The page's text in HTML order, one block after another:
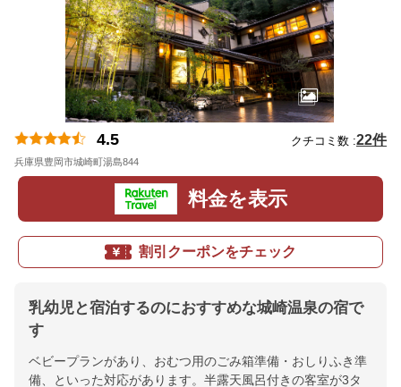
4.5 クチコミ数 :22件
兵庫県豊岡市城崎町湯島844
料金を表示
割引クーポンをチェック
乳幼児と宿泊するのにおすすめな城崎温泉の宿で
す
ベビープランがあり、おむつ用のごみ箱準備・おしりふき準
備、といった対応があります。半露天風呂付きの客室が3タ